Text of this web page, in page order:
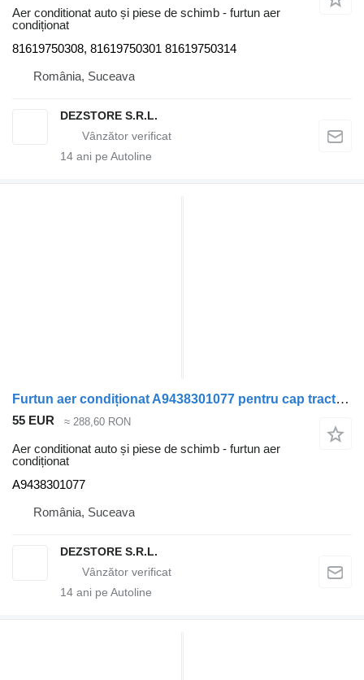
Aer conditionat auto și piese de schimb - furtun aer
condiționat
81619750308, 81619750301 81619750314
România, Suceava
DEZSTORE S.R.L.
14 ani pe Autoline
Furtun aer condiționat A9438301077 pentru cap tractor Mercedes-Benz ACTROS MP3
55 EUR ≈ 288,60 RON
Aer conditionat auto și piese de schimb - furtun aer
condiționat
A9438301077
România, Suceava
DEZSTORE S.R.L.
14 ani pe Autoline